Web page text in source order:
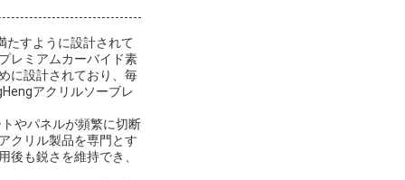
たすように設計されて
レミアムカーバイド素
に設計されており、毎
アクリルソーブレ
やパネルが頻繁に切断
クリル製品を専門とす
も鋭さを維持でき、